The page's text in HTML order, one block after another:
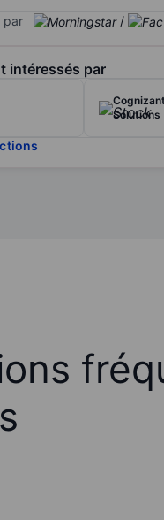
par /
intéressés par
Solutions